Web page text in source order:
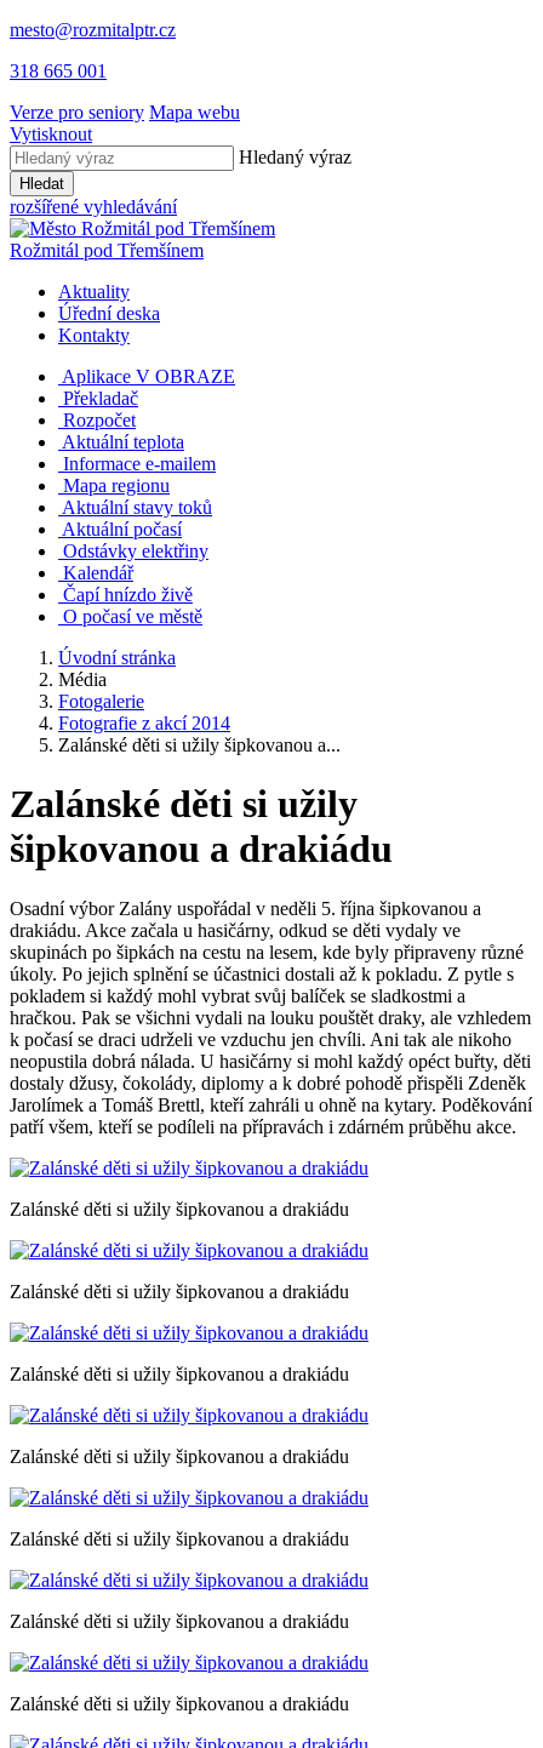
mesto@rozmitalptr.cz
318 665 001
Verze pro seniory Mapa webu
Vytisknout
Hledaný výraz
Hledat
rozšířené vyhledávání
Rožmitál pod Třemšínem
Aktuality
Úřední deska
Kontakty
Aplikace V OBRAZE
Překladač
Rozpočet
Aktuální teplota
Informace e-mailem
Mapa regionu
Aktuální stavy toků
Aktuální počasí
Odstávky elektřiny
Kalendář
Čapí hnízdo živě
O počasí ve městě
Úvodní stránka
Média
Fotogalerie
Fotografie z akcí 2014
Zalánské děti si užily šipkovanou a...
Zalánské děti si užily
šipkovanou a drakiádu
Osadní výbor Zalány uspořádal v neděli 5. října šipkovanou a
drakiádu. Akce začala u hasičárny, odkud se děti vydaly ve
skupinách po šipkách na cestu na lesem, kde byly připraveny různé
úkoly. Po jejich splnění se účastnici dostali až k pokladu. Z pytle s
pokladem si každý mohl vybrat svůj balíček se sladkostmi a
hračkou. Pak se všichni vydali na louku pouštět draky, ale vzhledem
k počasí se draci udrželi ve vzduchu jen chvíli. Ani tak ale nikoho
neopustila dobrá nálada. U hasičárny si mohl každý opéct buřty, děti
dostaly džusy, čokolády, diplomy a k dobré pohodě přispěli Zdeněk
Jarolímek a Tomáš Brettl, kteří zahráli u ohně na kytary. Poděkování
patří všem, kteří se podíleli na přípravách i zdárném průběhu akce.
Zalánské děti si užily šipkovanou a drakiádu
Zalánské děti si užily šipkovanou a drakiádu
Zalánské děti si užily šipkovanou a drakiádu
Zalánské děti si užily šipkovanou a drakiádu
Zalánské děti si užily šipkovanou a drakiádu
Zalánské děti si užily šipkovanou a drakiádu
Zalánské děti si užily šipkovanou a drakiádu